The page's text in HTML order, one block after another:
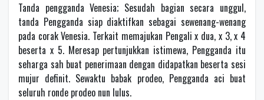
Tanda pengganda Venesia; Sesudah bagian secara unggul,
tanda Pengganda siap diaktifkan sebagai sewenang-wenang
pada corak Venesia. Terkait memajukan Pengali x dua, x 3, x 4
beserta x 5. Meresap pertunjukkan istimewa, Pengganda itu
seharga sah buat penerimaan dengan didapatkan beserta sesi
mujur definit. Sewaktu babak prodeo, Pengganda aci buat
seluruh ronde prodeo nun lulus.